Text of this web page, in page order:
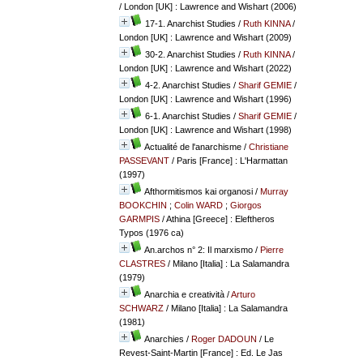
/ London [UK] : Lawrence and Wishart (2006)
17-1. Anarchist Studies / Ruth KINNA/
London [UK] : Lawrence and Wishart (2009)
30-2. Anarchist Studies / Ruth KINNA/
London [UK] : Lawrence and Wishart (2022)
4-2. Anarchist Studies / Sharif GEMIE/
London [UK] : Lawrence and Wishart (1996)
6-1. Anarchist Studies / Sharif GEMIE/
London [UK] : Lawrence and Wishart (1998)
Actualité de l'anarchisme/ Christiane
PASSEVANT/ Paris [France] : L'Harmattan
(1997)
Afthormitismos kai organosi/ Murray
BOOKCHIN ; Colin WARD; Giorgos
GARMPIS/ Athina [Greece] : Eleftheros
Typos (1976 ca)
An.archos n° 2: Il marxismo/ Pierre
CLASTRES/ Milano [Italia] : La Salamandra
(1979)
Anarchia e creatività/Arturo
SCHWARZ/ Milano [Italia] : La Salamandra
(1981)
Anarchies / Roger DADOUN / Le
Revest-Saint-Martin [France] : Ed. Le Jas